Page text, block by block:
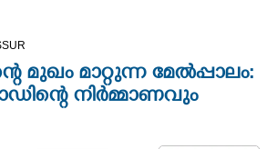
മുഖം മാറ്റുന്ന മേൽപ്പാലം:
നിർമ്മാണവും